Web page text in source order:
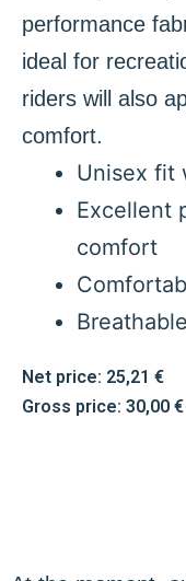
performance
ideal for
riders will also
comfort.
Unisex fit
Excellent
comfort
Net price: 25,21 €
Gross price: 30,00 €